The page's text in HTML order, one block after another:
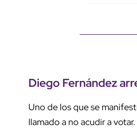
Diego Fernández
Uno de los que se
llamado a no acudir a votar.